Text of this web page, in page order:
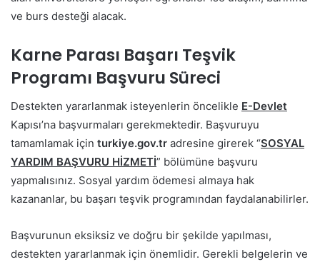
ve burs desteği alacak.
Karne Parası Başarı Teşvik
Programı Başvuru Süreci
Destekten yararlanmak isteyenlerin öncelikle E-Devlet
Kapısı’na başvurmaları gerekmektedir. Başvuruyu
tamamlamak için turkiye.gov.tr adresine girerek “SOSYAL
YARDIM BAŞVURU HİZMETİ” bölümüne başvuru
yapmalısınız. Sosyal yardım ödemesi almaya hak
kazananlar, bu başarı teşvik programından faydalanabilirler.
Başvurunun eksiksiz ve doğru bir şekilde yapılması,
destekten yararlanmak için önemlidir. Gerekli belgelerin ve